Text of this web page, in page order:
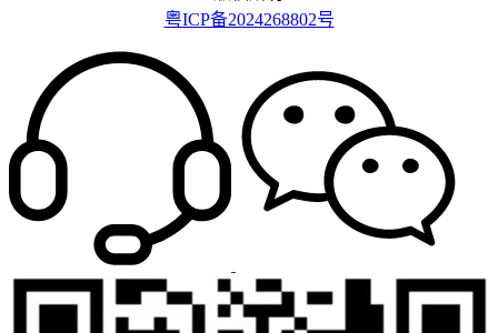
粤ICP备2024268802号